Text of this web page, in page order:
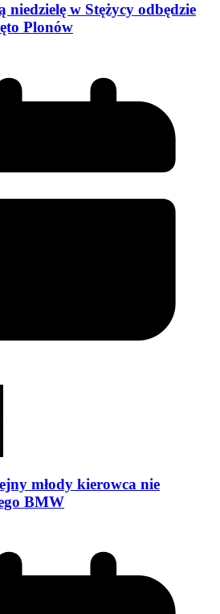
niedzielę w Stężycy odbędzie
Plonów
młody kierowca nie
BMW